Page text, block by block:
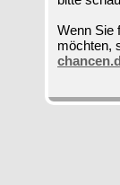
Wenn Sie
möchten,